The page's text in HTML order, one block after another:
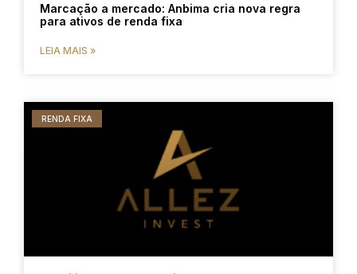
Marcação a mercado: Anbima cria nova regra
para ativos de renda fixa
LEIA MAIS »
RENDA FIXA